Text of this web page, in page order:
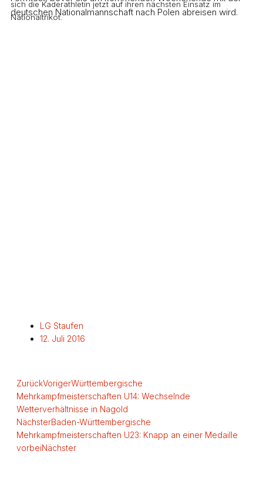
deutschen Nationalmannschaft nach Polen abreisen wird.
sich die Kaderathletin jetzt auf ihren nächsten Einsatz im
Nationaltrikot.
LG Staufen
12. Juli 2016
ZurückVorigerWürttembergische
Mehrkampfmeisterschaften U14: Wechselnde
Wetterverhältnisse in Nagold
NächsterBaden-Württembergische
Mehrkampfmeisterschaften U23: Knapp an einer Medaille
vorbeiNächster